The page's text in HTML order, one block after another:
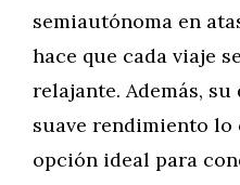
semiautónoma en
hace que cada viaje
relajante. Además,
suave rendimiento
opción ideal para